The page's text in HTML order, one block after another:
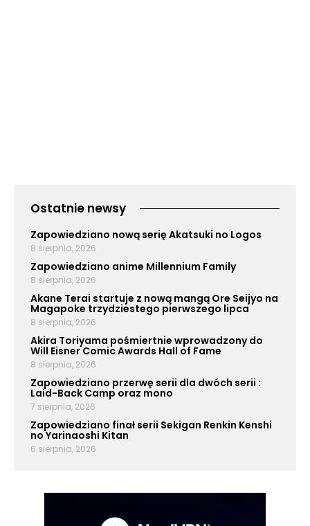
Ostatnie newsy
Zapowiedziano nową serię Akatsuki no Logos
8 sierpnia, 2026
Zapowiedziano anime Millennium Family
8 sierpnia, 2026
Akane Terai startuje z nową mangą Ore Seijyo na
Magapoke trzydziestego pierwszego lipca
8 sierpnia, 2026
Akira Toriyama pośmiertnie wprowadzony do
Will Eisner Comic Awards Hall of Fame
8 sierpnia, 2026
Zapowiedziano przerwę serii dla dwóch serii :
Laid-Back Camp oraz mono
7 sierpnia, 2026
Zapowiedziano finał serii Sekigan Renkin Kenshi
no Yarinaoshi Kitan
6 sierpnia, 2026